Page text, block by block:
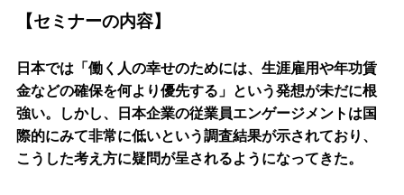
【セミナーの内容】
日本では「働く人の幸せのためには、生涯雇用や年功賃
金などの確保を何より優先する」という発想が未だに根
強い。しかし、日本企業の従業員エンゲージメントは国
際的にみて非常に低いという調査結果が示されており、
こうした考え方に疑問が呈されるようになってきた。